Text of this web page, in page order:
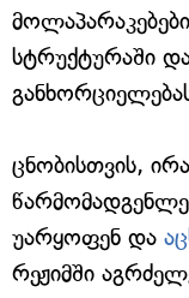
სტრუქტურაში
ცნობისთვის,
უარყოფენ და
რეჟიმში